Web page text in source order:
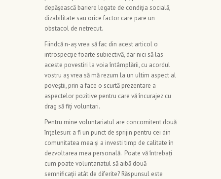
depășească bariere legate de condiția socială,
dizabilitate sau orice factor care pare un
obstacol de netrecut.
Fiindcă n-aș vrea să fac din acest articol o
introspecție foarte subiectivă, dar nici să las
aceste povestiri la voia întâmplării, cu acordul
vostru aș vrea să mă rezum la un ultim aspect al
poveștii, prin a face o scurtă prezentare a
aspectelor pozitive pentru care vă încurajez cu
drag să fiți voluntari.
Pentru mine voluntariatul are concomitent două
înțelesuri: a fi un punct de sprijin pentru cei din
comunitatea mea și a investi timp de calitate în
dezvoltarea mea personală. Poate vă întrebați
cum poate voluntariatul să aibă două
semnificații atât de diferite? Răspunsul este